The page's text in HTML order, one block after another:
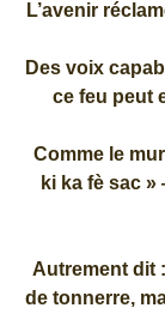
L’avenir
Des voix
ce feu peut
Comme le
ki ka fè sac
Autrement dit
de tonnerre,